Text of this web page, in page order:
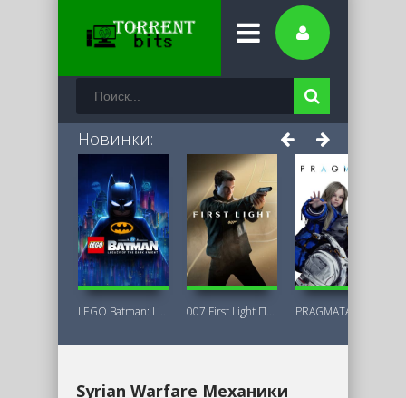
Новинки:
LEGO Batman: Legacy of the Dark Knight 007 First Light Последняя Версия
Syrian Warfare Механики